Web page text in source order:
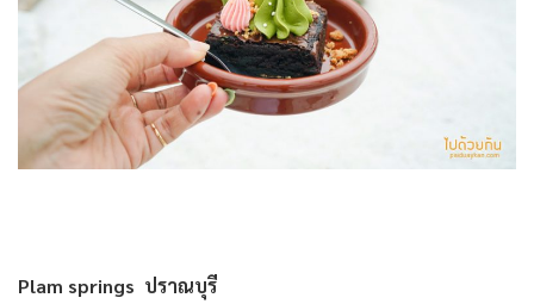
Plam springs ปราณบุรี